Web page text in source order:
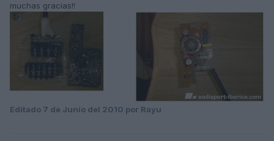
muchas gracias!!
Editado 7 de Junio del 2010 por Rayu